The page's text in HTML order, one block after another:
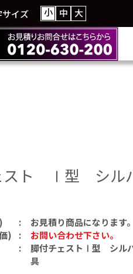
サイズ 小 中 大
スト Ⅰ型 シル
お見積り商品になります。
)
お問い合わせ下さい。
脚付チェストⅠ型 シル
具